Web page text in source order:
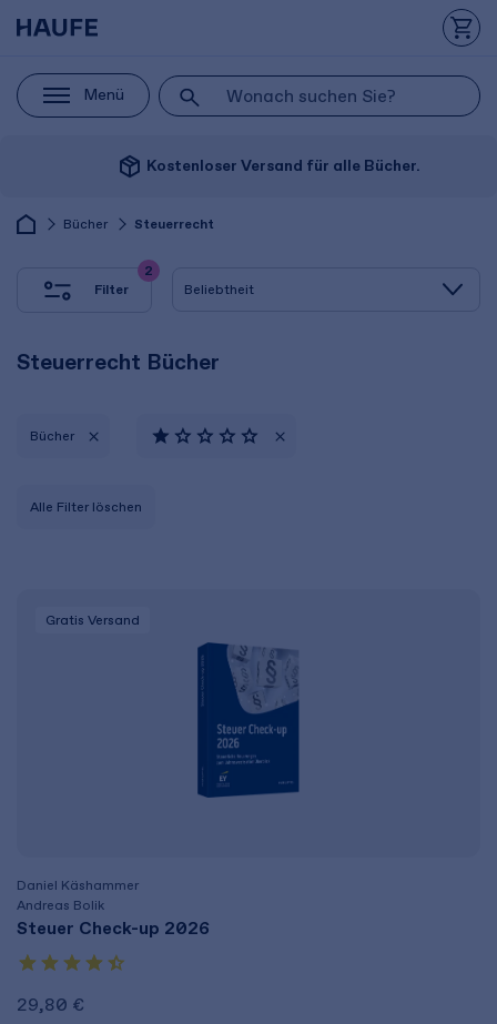
Menü
package_2 Kostenloser Versand für alle Bücher.
Bücher Steuerrecht
Filter
2
Steuerrecht Bücher
Bücher
Alle Filter löschen
Gratis Versand
Daniel Käshammer
Andreas Bolik
Steuer Check-up 2026
29,80 €